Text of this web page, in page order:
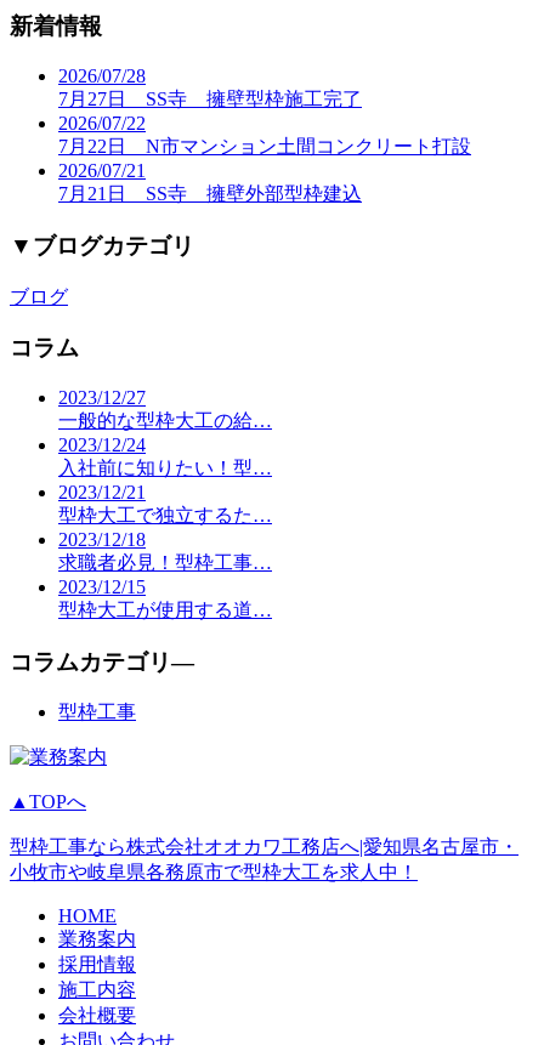
新着情報
2026/07/28
7月27日 SS寺 擁壁型枠施工完了
2026/07/22
7月22日 N市マンション土間コンクリート打設
2026/07/21
7月21日 SS寺 擁壁外部型枠建込
▼ ブログカテゴリ
ブログ
コラム
2023/12/27
一般的な型枠大工の給…
2023/12/24
入社前に知りたい！型…
2023/12/21
型枠大工で独立するた…
2023/12/18
求職者必見！型枠工事…
2023/12/15
型枠大工が使用する道…
コラムカテゴリ―
型枠工事
▲TOPへ
型枠工事なら株式会社オオカワ工務店へ|愛知県名古屋市・
小牧市や岐阜県各務原市で型枠大工を求人中！
HOME
業務案内
採用情報
施工内容
会社概要